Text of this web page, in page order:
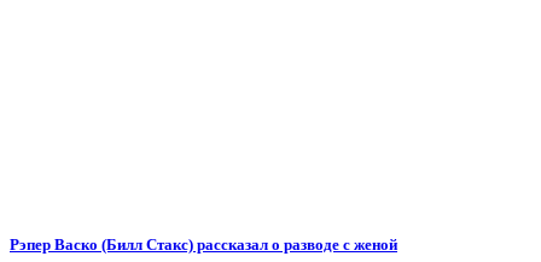
Рэпер Васко (Билл Стакс) рассказал о разводе с женой